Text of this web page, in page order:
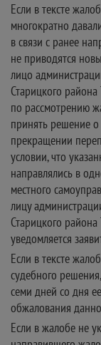
Если в тексте
многократно
в связи с ранее
не приводятся
лицо
Старицкого
по рассмотрению
принять решение
прекращении
условии, что
направлялись в
местного
лицу
Старицкого
уведомляется
Если в тексте
судебного
семи дней со дня
обжалования
Если в жалобе не